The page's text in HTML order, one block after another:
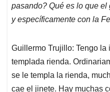
pasando? Qué es lo que
y específicamente con la
Guillermo Trujillo: Tengo la
templada rienda.
se le templa la rienda,
cae el jinete. Hay muchas